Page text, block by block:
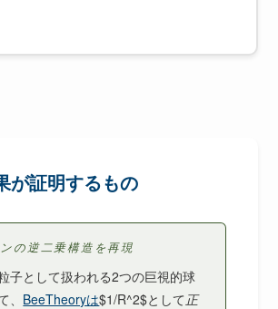
が証明するもの
の逆二乗構造を再現
子として扱われる2つの巨視的球
BeeTheoryは$1/R^2$として 正